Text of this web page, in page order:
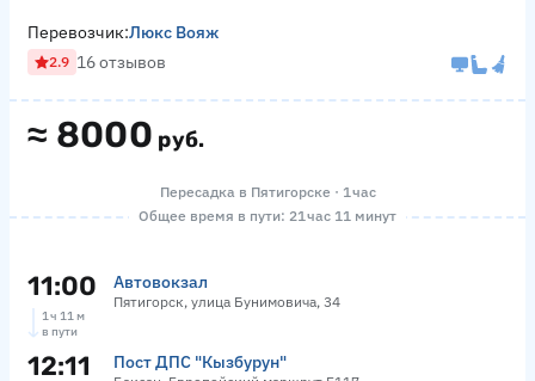
≈ 8000 руб.
Перевозчик:Люкс Вояж
2.9 16 отзывов
Пересадка в Пятигорске · 1 час
Общее время в пути: 21 час 11 минут
11:00 Автовокзал
Пятигорск, улица Бунимовича, 34
1 ч 11 м
в пути
12:11 Пост ДПС "Кызбурун"